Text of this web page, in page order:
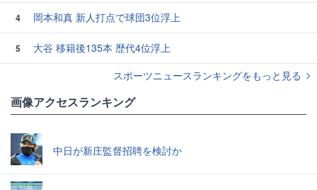
4 岡本和真 新人打点で球団3位浮上
5
大谷 移籍後135本 歴代4位浮上
スポーツニュースランキングをもっと見る
画像アクセスランキング
中日が新庄監督招聘を検討か